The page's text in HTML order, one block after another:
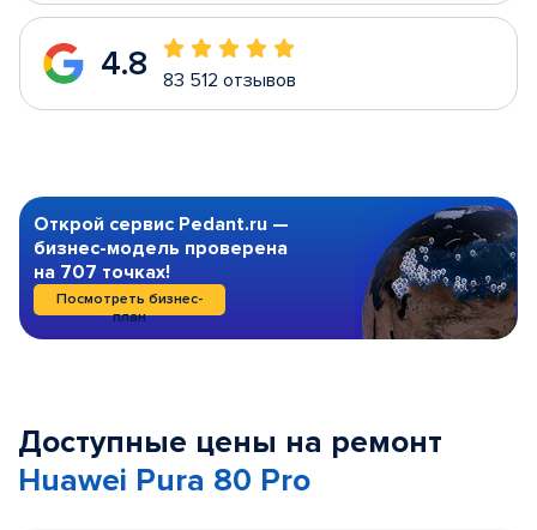
4.8 83 512 отзывов
Открой сервис Pedant.ru —
бизнес-модель проверена
на 707 точках!
Посмотреть бизнес-
план
Доступные цены на ремонт
Huawei Pura 80 Pro